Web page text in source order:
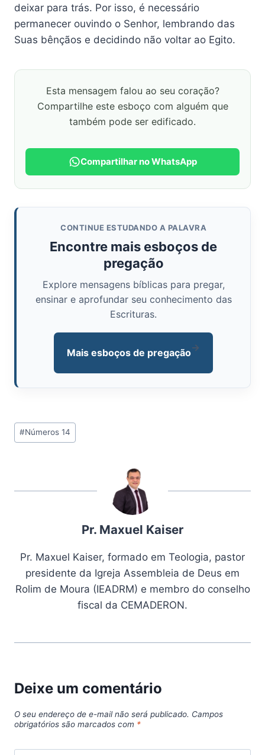
deixar para trás. Por isso, é necessário
permanecer ouvindo o Senhor, lembrando das
Suas bênçãos e decidindo não voltar ao Egito.
Esta mensagem falou ao seu coração?
Compartilhe este esboço com alguém que
também pode ser edificado.
Compartilhar no WhatsApp
CONTINUE ESTUDANDO A PALAVRA
Encontre mais esboços de
pregação
Explore mensagens bíblicas para pregar,
ensinar e aprofundar seu conhecimento das
Escrituras.
Mais esboços de pregação→
Tags
do
#Números 14
Pr. Maxuel Kaiser
Pr. Maxuel Kaiser, formado em Teologia, pastor
presidente da Igreja Assembleia de Deus em
Rolim de Moura (IEADRM) e membro do conselho
fiscal da CEMADERON.
Deixe um comentário
O seu endereço de e-mail não será publicado. Campos
obrigatórios são marcados com *